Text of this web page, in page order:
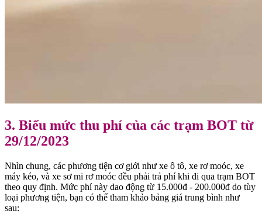
3. Biểu mức thu phí của các trạm BOT từ
29/12/2023
Nhìn chung, các phương tiện cơ giới như xe ô tô, xe rơ moóc, xe
máy kéo, và xe sơ mi rơ moóc đều phải trả phí khi đi qua trạm BOT
theo quy định. Mức phí này dao động từ 15.000đ - 200.000đ do tùy
loại phương tiện, bạn có thể tham khảo bảng giá trung bình như
sau: